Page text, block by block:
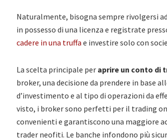
Naturalmente, bisogna sempre rivolgersi ad
in possesso di una licenza e registrate
cadere in una truffa e investire solo con
La scelta principale per aprire un conto di
broker, una decisione da prendere in base
d’investimento e al tipo di operazioni da
visto, i broker sono perfetti per il trading
convenienti e garantiscono una maggiore
trader neofiti. Le banche infondono più